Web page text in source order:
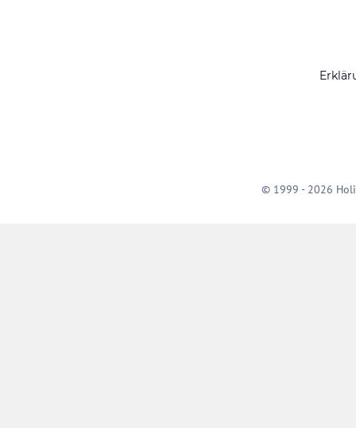
© 1999 - 2026